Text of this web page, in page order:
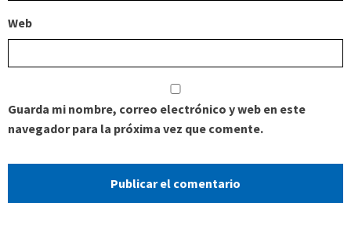
Web
Guarda mi nombre, correo electrónico y web en este
navegador para la próxima vez que comente.